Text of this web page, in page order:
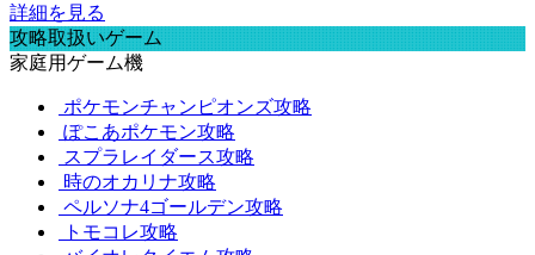
詳細を見る
攻略取扱いゲーム
家庭用ゲーム機
ポケモンチャンピオンズ攻略
ぽこあポケモン攻略
スプラレイダース攻略
時のオカリナ攻略
ペルソナ4ゴールデン攻略
トモコレ攻略